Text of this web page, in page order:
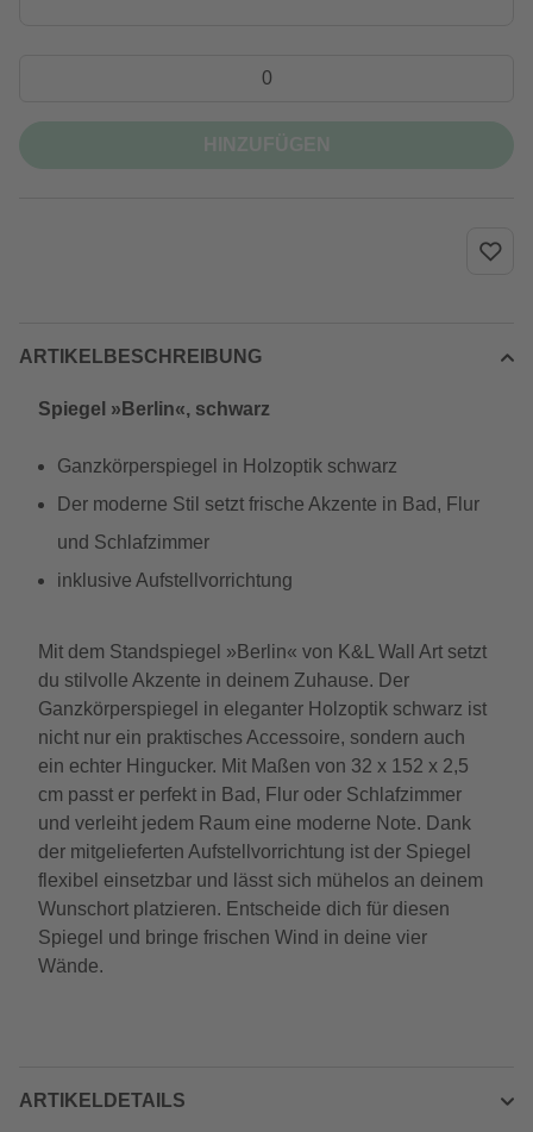
ARTIKELBESCHREIBUNG
Spiegel »Berlin«, schwarz
Ganzkörperspiegel in Holzoptik schwarz
Der moderne Stil setzt frische Akzente in Bad, Flur
und Schlafzimmer
inklusive Aufstellvorrichtung
Mit dem Standspiegel »Berlin« von K&L Wall Art setzt
du stilvolle Akzente in deinem Zuhause. Der
Ganzkörperspiegel in eleganter Holzoptik schwarz ist
nicht nur ein praktisches Accessoire, sondern auch
ein echter Hingucker. Mit Maßen von 32 x 152 x 2,5
cm passt er perfekt in Bad, Flur oder Schlafzimmer
und verleiht jedem Raum eine moderne Note. Dank
der mitgelieferten Aufstellvorrichtung ist der Spiegel
flexibel einsetzbar und lässt sich mühelos an deinem
Wunschort platzieren. Entscheide dich für diesen
Spiegel und bringe frischen Wind in deine vier
Wände.
ARTIKELDETAILS